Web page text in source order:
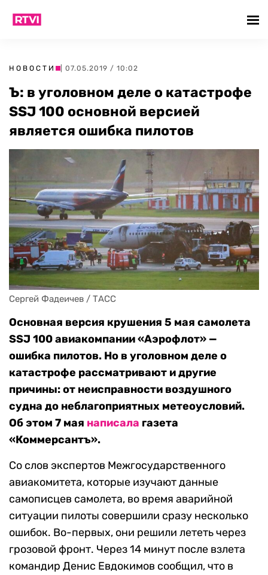
НОВОСТИ | 07.05.2019 / 10:02
Ъ: в уголовном деле о катастрофе
SSJ 100 основной версией
является ошибка пилотов
Сергей Фадеичев / ТАСС
Основная версия крушения 5 мая самолета
SSJ 100 авиакомпании «Аэрофлот» —
ошибка пилотов. Но в уголовном деле о
катастрофе рассматривают и другие
причины: от неисправности воздушного
судна до неблагоприятных метеоусловий.
Об этом 7 мая написала газета
«Коммерсантъ».
Со слов экспертов Межгосударственного
авиакомитета, которые изучают данные
самописцев самолета, во время аварийной
ситуации пилоты совершили сразу несколько
ошибок. Во-первых, они решили лететь через
грозовой фронт. Через 14 минут после взлета
командир Денис Евдокимов сообщил, что в